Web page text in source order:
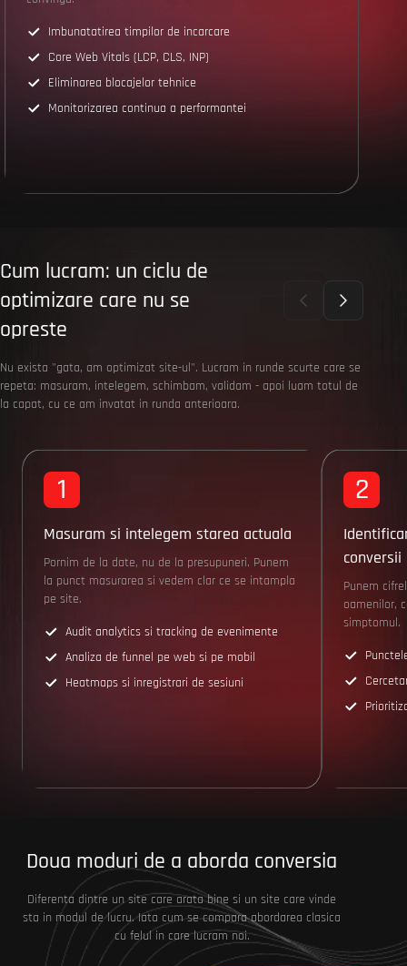
Imbunatatirea timpilor de incarcare
Core Web Vitals (LCP, CLS, INP)
Eliminarea blocajelor tehnice
Monitorizarea continua a performantei
Cum lucram: un ciclu de
optimizare care nu se
opreste
Nu exista "gata, am optimizat site-ul". Lucram in runde scurte care se
repeta: masuram, intelegem, schimbam, validam - apoi luam totul de
la capat, cu ce am invatat in runda anterioara.
1
Masuram si intelegem starea actuala
Pornim de la date, nu de la presupuneri. Punem
la punct masurarea si vedem clar ce se intampla
pe site.
Audit analytics si tracking de evenimente
Analiza de funnel pe web si pe mobil
Heatmaps si inregistrari de sesiuni
2
conversii
Punem
oamenilor,
simptomul.
Doua moduri de a aborda conversia
Diferenta dintre un site care arata bine si un site care vinde
sta in modul de lucru. Iata cum se compara abordarea clasica
cu felul in care lucram noi.